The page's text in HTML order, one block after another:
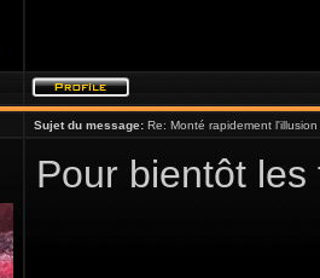
Sujet du message: Re: Monté rapidement l'illusion
Pour bientôt